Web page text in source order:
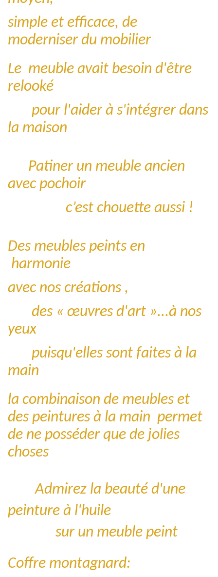
simple et efficace, de
moderniser du mobilier
Le meuble avait besoin d'être
relooké
pour l'aider à s'intégrer dans
la maison
Patiner un meuble ancien
avec pochoir
c’est chouette aussi !
Des meubles peints en
harmonie
avec nos créations ,
des « œuvres d'art »...à nos
yeux
puisqu'elles sont faites à la
main
la combinaison de meubles et
des peintures à la main permet
de ne posséder que de jolies
choses
Admirez la beauté d'une
peinture à l'huile
sur un meuble peint
Coffre montagnard: